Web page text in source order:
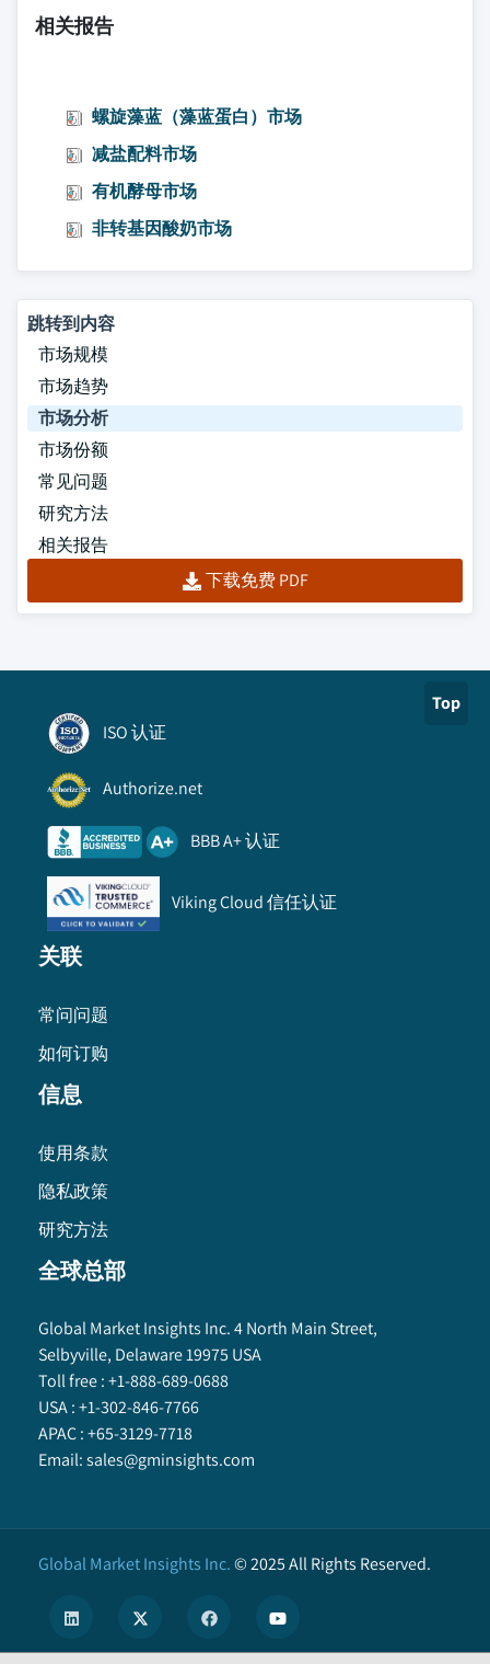
相关报告
螺旋藻蓝（藻蓝蛋白）市场
减盐配料市场
有机酵母市场
非转基因酸奶市场
跳转到内容
市场规模
市场趋势
市场分析
市场份额
常见问题
研究方法
相关报告
下载免费 PDF
Top
ISO 认证
Authorize.net
BBB A+ 认证
Viking Cloud 信任认证
关联
常问问题
如何订购
信息
使用条款
隐私政策
研究方法
全球总部
Global Market Insights Inc. 4 North Main Street,
Selbyville, Delaware 19975 USA
Toll free :+1-888-689-0688
USA :+1-302-846-7766
APAC :+65-3129-7718
Email:sales@gminsights.com
Global Market Insights Inc.©2025All Rights Reserved.